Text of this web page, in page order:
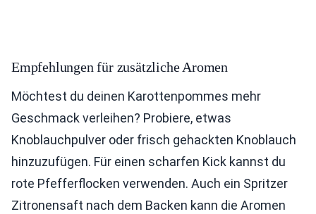
Empfehlungen für zusätzliche Aromen
Möchtest du deinen Karottenpommes mehr
Geschmack verleihen? Probiere, etwas
Knoblauchpulver oder frisch gehackten Knoblauch
hinzuzufügen. Für einen scharfen Kick kannst du
rote Pfefferflocken verwenden. Auch ein Spritzer
Zitronensaft nach dem Backen kann die Aromen